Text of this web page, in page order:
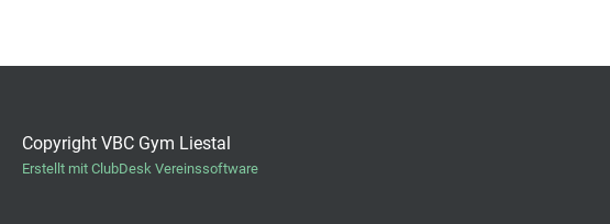
Copyright VBC Gym Liestal
Erstellt mit ClubDesk Vereinssoftware